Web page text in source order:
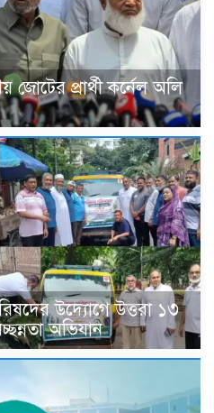
জোটের প্রার্থী কর্নেল অলি
পরিষদের উদ্যোগে উত্তরা ১৩
অভিযান